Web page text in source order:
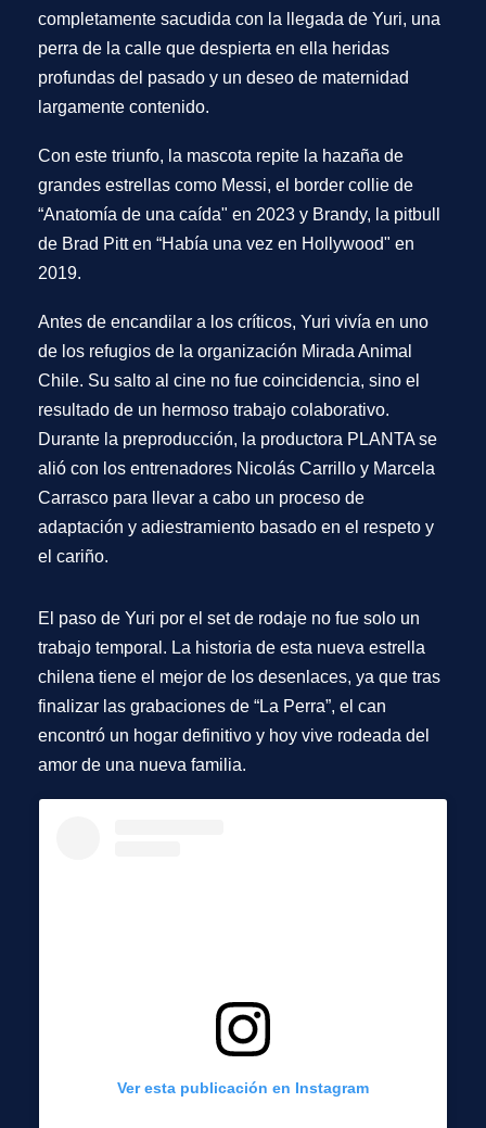
completamente sacudida con la llegada de Yuri, una
perra de la calle que despierta en ella heridas
profundas del pasado y un deseo de maternidad
largamente contenido.
Con este triunfo, la mascota repite la hazaña de
grandes estrellas como Messi, el border collie de
“Anatomía de una caída" en 2023 y Brandy, la pitbull
de Brad Pitt en “Había una vez en Hollywood" en
2019.
Antes de encandilar a los críticos, Yuri vivía en uno
de los refugios de la organización Mirada Animal
Chile. Su salto al cine no fue coincidencia, sino el
resultado de un hermoso trabajo colaborativo.
Durante la preproducción, la productora PLANTA se
alió con los entrenadores Nicolás Carrillo y Marcela
Carrasco para llevar a cabo un proceso de
adaptación y adiestramiento basado en el respeto y
el cariño.
El paso de Yuri por el set de rodaje no fue solo un
trabajo temporal. La historia de esta nueva estrella
chilena tiene el mejor de los desenlaces, ya que tras
finalizar las grabaciones de “La Perra”, el can
encontró un hogar definitivo y hoy vive rodeada del
amor de una nueva familia.
Ver esta publicación en Instagram